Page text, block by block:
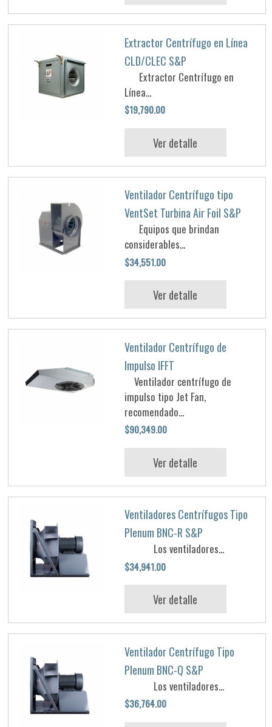
Extractor Centrífugo en Línea
CLD/CLEC S&P
Extractor Centrífugo en
Línea...
$19,790.00
Ver detalle
Ventilador Centrífugo tipo
VentSet Turbina Air Foil S&P
Equipos que brindan
considerables...
$34,551.00
Ver detalle
Ventilador Centrífugo de
Impulso IFFT
Ventilador centrífugo de
impulso tipo Jet Fan,
recomendado...
$90,349.00
Ver detalle
Ventiladores Centrífugos Tipo
Plenum BNC-R S&P
Los ventiladores...
$34,941.00
Ver detalle
Ventilador Centrífugo Tipo
Plenum BNC-Q S&P
Los ventiladores...
$36,764.00